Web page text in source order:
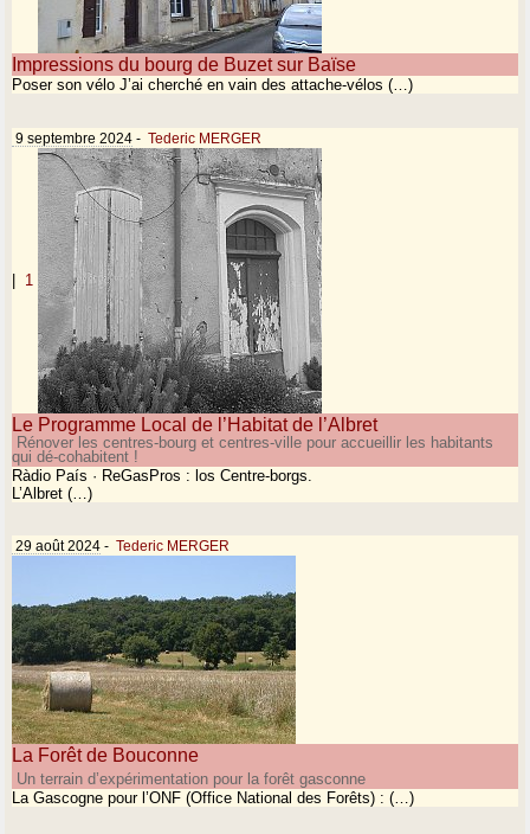
Impressions du bourg de Buzet sur Baïse
Poser son vélo J’ai cherché en vain des attache-vélos (…)
9 septembre 2024 - Tederic MERGER
| 1
Le Programme Local de l’Habitat de l’Albret
Rénover les centres-bourg et centres-ville pour accueillir les habitants
qui dé-cohabitent !
Ràdio País · ReGasPros : los Centre-borgs.
L’Albret (…)
29 août 2024 - Tederic MERGER
La Forêt de Bouconne
Un terrain d’expérimentation pour la forêt gasconne
La Gascogne pour l’ONF (Office National des Forêts) : (…)